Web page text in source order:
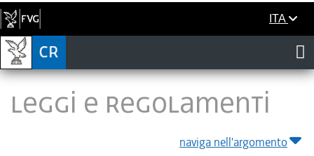
ITA
LEGGI E REGOLAMENTI
naviga nell'argomento